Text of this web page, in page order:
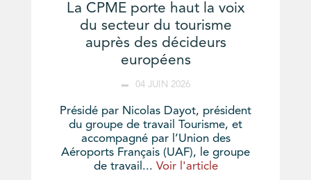
La CPME porte haut la voix
du secteur du tourisme
auprès des décideurs
européens
04 JUIN 2026
Présidé par Nicolas Dayot, président
du groupe de travail Tourisme, et
accompagné par l’Union des
Aéroports Français (UAF), le groupe
de travail... Voir l'article